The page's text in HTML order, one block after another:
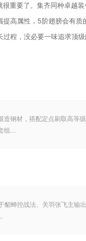
重要了。集齐同种卓越
高属性，5阶翅膀会有
程，没必要一味追求顶
造钢材，搭配定点刷取高等
组...
貂蝉控战法、关羽张飞主输